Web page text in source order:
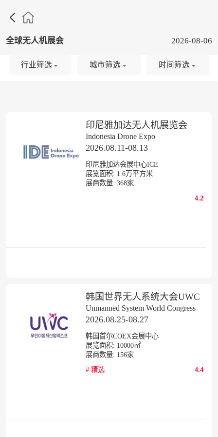

全球无人机展会 2026-08-06
印尼雅加达无人机展览会
Indonesia Drone Expo
2026.08.11-08.13
印尼雅加达会展中心ICE
展览面积: 1.6万平方米
展商数量: 368家
4.2
韩国世界无人系统大会UWC
Unmanned System World Congress
2026.08.25-08.27
韩国首尔COEX会展中心
展览面积: 10000㎡
展商数量: 156家
# 精选 4.4
行业筛选 城市筛选 时间筛选